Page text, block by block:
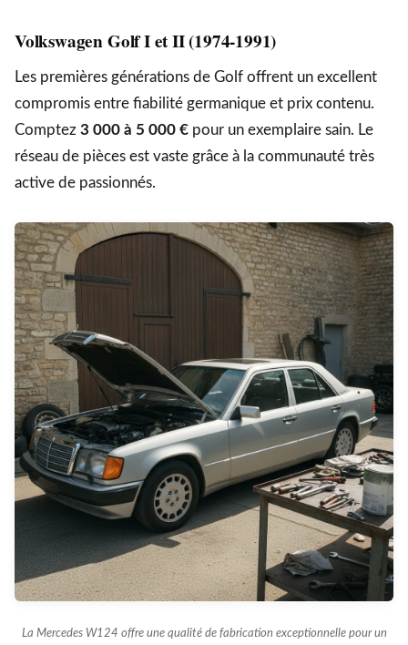
Volkswagen Golf I et II (1974-1991)
Les premières générations de Golf offrent un excellent
compromis entre fiabilité germanique et prix contenu.
Comptez 3 000 à 5 000 € pour un exemplaire sain. Le
réseau de pièces est vaste grâce à la communauté très
active de passionnés.
La Mercedes W124 offre une qualité de fabrication exceptionnelle pour un